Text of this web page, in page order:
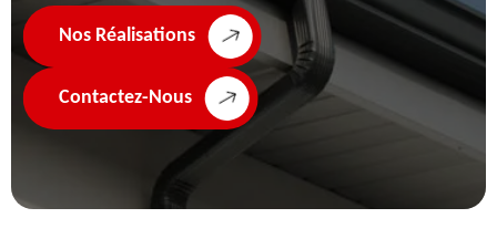
Nos Réalisations
Contactez-Nous